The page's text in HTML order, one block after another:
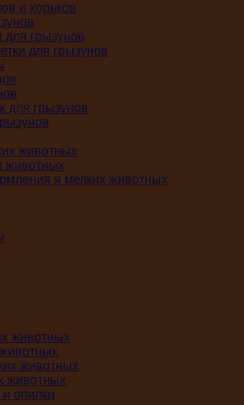
и хорьков
для грызунов
для грызунов
для грызунов
животных
я мелких животных
животных
животных
животных
опилки